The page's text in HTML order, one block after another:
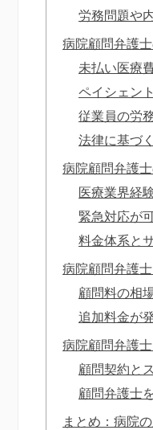
労務問題や
病院顧問弁護
未払い医療
ペイシェン
従業員の労
法律に基づ
病院顧問弁護
医療業界経
緊急対応が
料金体系と
病院顧問弁護
顧問料の相
追加料金が
病院顧問弁護
顧問契約と
顧問弁護士
まとめ：病院